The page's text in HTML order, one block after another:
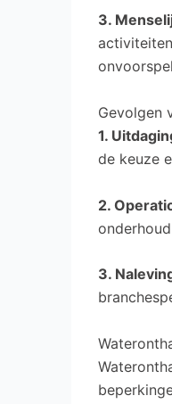
3.
Gevolgen
1.
de keuze
2.
3.